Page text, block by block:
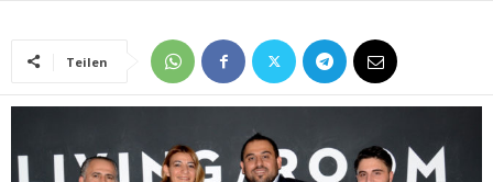
Teilen